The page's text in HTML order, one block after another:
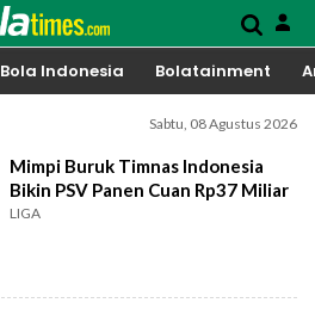
Bola Indonesia Bolatainment
Sabtu, 08 Agustus 2026
Mimpi Buruk Timnas Indonesia
Bikin PSV Panen Cuan Rp37 Miliar
LIGA